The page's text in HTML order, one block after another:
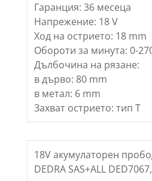
Гаранция: 36 месеца
Напрежение: 18 V
Ход на острието: 18 mm
Обороти за минута: 0-
Дълбочина на рязане:
в дърво: 80 mm
в метал: 6 mm
Захват острието: тип T
18V акумулаторен
DEDRA SAS+ALL